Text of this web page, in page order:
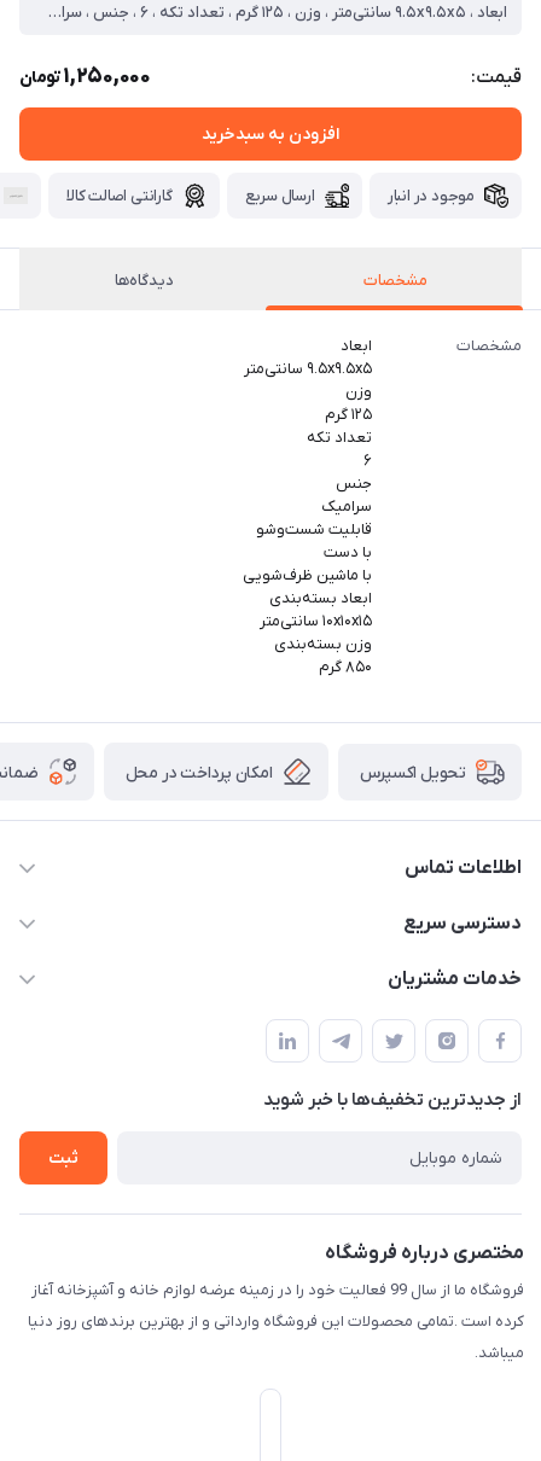
ابعاد ، ۹.۵x۹.۵x۵ سانتی‌متر ، وزن ، ۱۲۵ گرم ، تعداد تکه ، ۶ ، جنس ، سرامیک ، قابلیت شست‌وشو ، با دست ، با ماشین ظرف‌شویی ، ابعاد بسته‌بندی ، ۱۰x۱۰x۱۵ سانتی‌متر ، وزن بسته‌بندی ، ۸۵۰ گرم
قیمت: 1,250,000تومان
افزودن به سبدخرید
موجود در انبار ارسال سریع گارانتی اصالت کالا
مشخصات دیدگاه‌ها
مشخصات
ابعاد
۹.۵x۹.۵x۵ سانتی‌متر
وزن
۱۲۵ گرم
تعداد تکه
۶
جنس
سرامیک
قابلیت شست‌وشو
با دست
با ماشین ظرف‌شویی
ابعاد بسته‌بندی
۱۰x۱۰x۱۵ سانتی‌متر
وزن بسته‌بندی
۸۵۰ گرم
تحویل اکسپرس امکان پرداخت در محل
اطلاعات تماس
09165044753
دسترسی سریع
حساب کاربری
لیست محصولات
درباره ما
خدمات مشتریان
قوانین و مقررات
حریم خصوصی
راهنما
از جدید‌ترین تخفیف‌ها با‌ خبر شوید
ثبت
مختصری درباره فروشگاه
فروشگاه ما از سال 99 فعالیت خود را در زمینه عرضه لوازم خانه و آشپزخانه آغاز
کرده است .تمامی محصولات این فروشگاه وارداتی و از بهترین برندهای روز دنیا
میباشد.